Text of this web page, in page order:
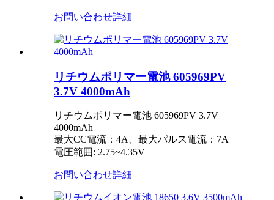
お問い合わせ詳細
リチウムポリマー電池 605969PV
3.7V 4000mAh
リチウムポリマー電池 605969PV 3.7V
4000mAh
最大CC電流：4A、最大パルス電流：7A
電圧範囲: 2.75~4.35V
お問い合わせ詳細